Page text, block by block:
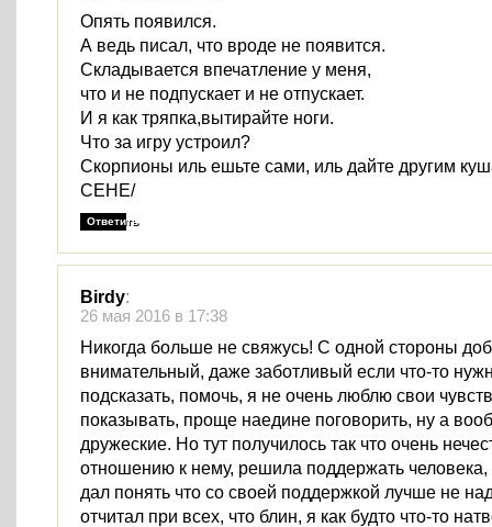
Опять появился.
А ведь писал, что вроде не появится.
Складывается впечатление у меня,
что и не подпускает и не отпускает.
И я как тряпка,вытирайте ноги.
Что за игру устроил?
Скорпионы иль ешьте сами, иль дайте другим
СЕНЕ/
Ответить
Birdy:
26 мая 2016 в 17:38
Никогда больше не свяжусь! С одной стороны
внимательный, даже заботливый если что-то
подсказать, помочь, я не очень люблю свои
показывать, проще наедине поговорить, ну а
дружеские. Но тут получилось так что очень
отношению к нему, решила поддержать человека,
дал понять что со своей поддержкой лучше не
отчитал при всех, что блин, я как будто что-то